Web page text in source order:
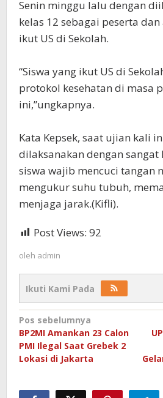
Senin minggu lalu dengan
kelas 12 sebagai peserta
ikut US di Sekolah.
“Siswa yang ikut US di
protokol kesehatan di masa
ini,”ungkapnya.
Kata Kepsek, saat ujian kali
dilaksanakan dengan
siswa wajib mencuci tangan
mengukur suhu tubuh,
menjaga jarak.(Kifli).
Post Views: 92
oleh admin
Ikuti Kami Pada
Navigasi
pos
Pos sebelumnya
BP2MI Amankan 23 Calon
PMI Ilegal Saat Grebek 2
Lokasi di Jakarta